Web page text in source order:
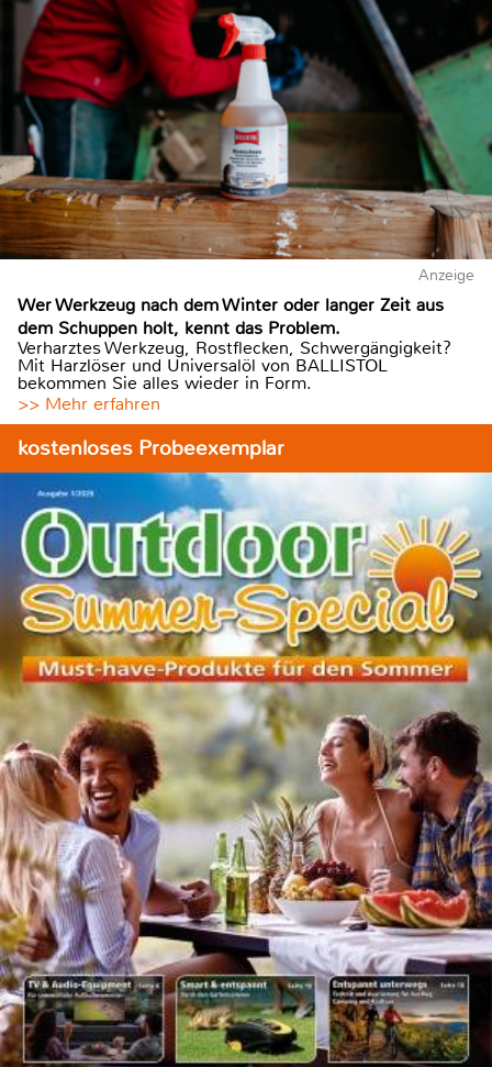
Anzeige
Wer Werkzeug nach dem Winter oder langer Zeit aus
dem Schuppen holt, kennt das Problem.
Verharztes Werkzeug, Rostflecken, Schwergängigkeit?
Mit Harzlöser und Universalöl von BALLISTOL
bekommen Sie alles wieder in Form.
>> Mehr erfahren
kostenloses Probeexemplar